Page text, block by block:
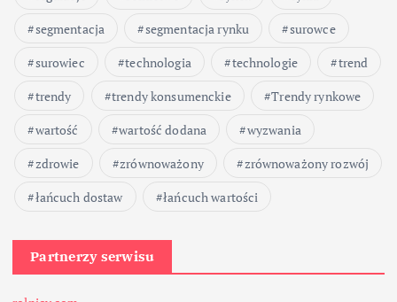
segmentacja
segmentacja rynku
surowce
surowiec
technologia technologie
trend
trendy
trendy konsumenckie
Trendy rynkowe
wartość
wartość dodana
wyzwania
zdrowie
zrównoważony
zrównoważony rozwój
łańcuch dostaw
łańcuch wartości
Partnerzy serwisu